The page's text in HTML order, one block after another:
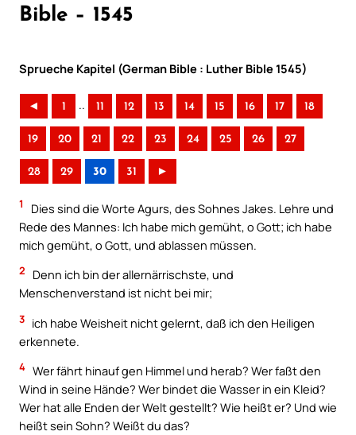
Bible – 1545
Sprueche Kapitel (German Bible : Luther Bible 1545)
◄ 1 .. 11 12 13 14 15 16 17 18
19 20 21 22 23 24 25 26 27
28 29 30 31 ►
1
Dies sind die Worte Agurs, des Sohnes Jakes. Lehre und
Rede des Mannes: Ich habe mich gemüht, o Gott; ich habe
mich gemüht, o Gott, und ablassen müssen.
2
Denn ich bin der allernärrischste, und
Menschenverstand ist nicht bei mir;
3 ich habe Weisheit nicht gelernt, daß ich den Heiligen
erkennete.
4 Wer fährt hinauf gen Himmel und herab? Wer faßt den
Wind in seine Hände? Wer bindet die Wasser in ein Kleid?
Wer hat alle Enden der Welt gestellt? Wie heißt er? Und wie
heißt sein Sohn? Weißt du das?